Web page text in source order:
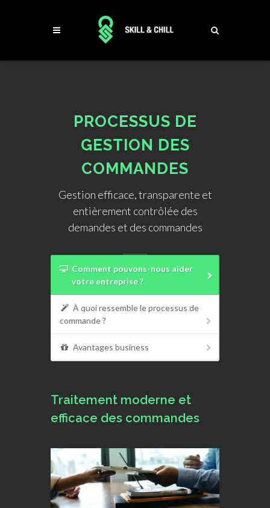
PROCESSUS DE
GESTION DES
COMMANDES
Gestion efficace, transparente et
entièrement contrôlée des
demandes et des commandes
Comment pouvons-nous aider
votre entreprise ?
À quoi ressemble le processus de
commande ?
Avantages business
Traitement moderne et
efficace des commandes